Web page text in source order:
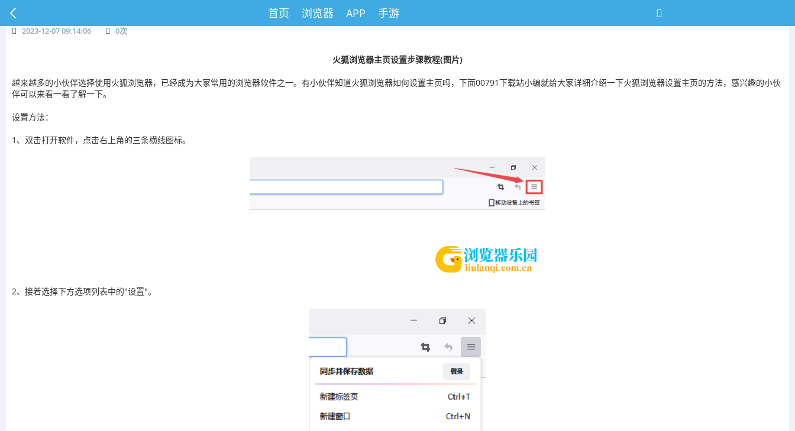
首页 浏览器 APP 手游
2023-12-07 09:14:06 0次
火狐浏览器主页设置步骤教程(图片)
越来越多的小伙伴选择使用火狐浏览器，已经成为大家常用的浏览器软件之一。有小伙伴知道火狐浏览器如何设置主页吗，下面00791下载站小编就给大家详细介绍一下火狐浏览器设置主页的方法，感兴趣的小伙
伴可以来看一看了解一下。
设置方法：
1、双击打开软件，点击右上角的三条横线图标。
2、接着选择下方选项列表中的"设置"。